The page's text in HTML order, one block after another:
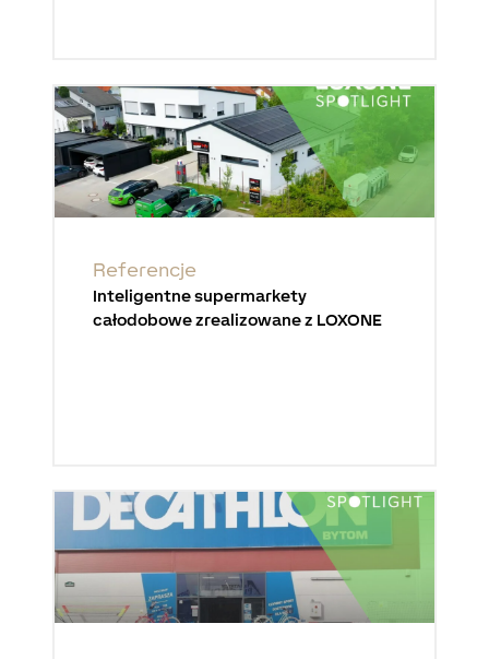
Referencje
Inteligentne supermarkety
całodobowe zrealizowane z LOXONE